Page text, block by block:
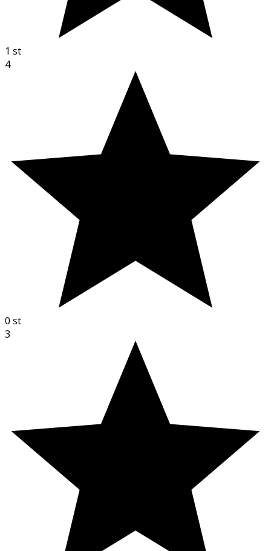
1 st
4
0 st
3